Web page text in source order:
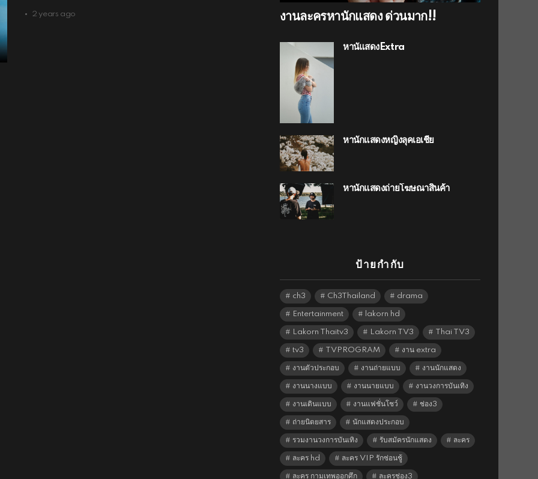
2 years ago งานละครหานักแสดง ด่วนมาก!!
หานัแสดงExtra
หานักแสดงหญิงลุคเอเชีย
หานักแสดงถ่ายโฆษณาสินค้า
ป้ายกำกับ
ch3 Ch3Thailand drama
Entertainment lakorn hd
Lakorn Thaitv3 Lakorn TV3 Thai TV3
tv3 TVPROGRAM งาน extra
งานตัวประกอบ งานถ่ายแบบ งานนักแสดง
งานนางแบบ งานนายแบบ งานวงการบันเทิง
งานเดินแบบ งานแฟชั่นโชว์ ช่อง3
ถ่ายนิตยสาร นักแสดงประกอบ
รวมงานวงการบันเทิง รับสมัครนักแสดง ละคร
ละคร hd ละคร VIP รักซ่อนชู้
ละคร กามเทพออกศึก ละครช่อง3